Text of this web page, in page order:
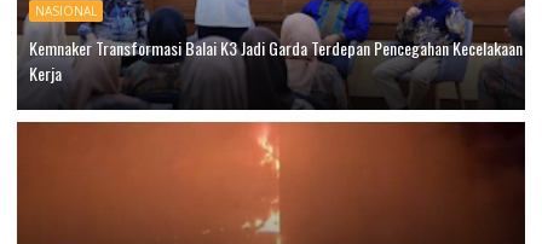
NASIONAL
Kemnaker Transformasi Balai K3 Jadi Garda Terdepan Pencegahan Kecelakaan
Kerja